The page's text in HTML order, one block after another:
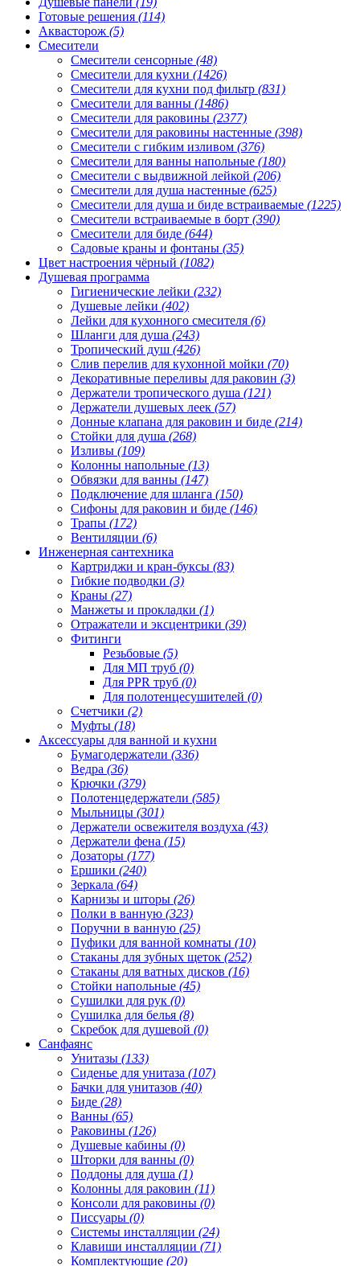
Готовые решения (114)
Аквасторож (5)
Смесители
Смесители сенсорные (48)
Смесители для кухни (1426)
Смесители для кухни под фильтр (831)
Смесители для ванны (1486)
Смесители для раковины (2377)
Смесители для раковины настенные (398)
Смесители с гибким изливом (376)
Смесители для ванны напольные (180)
Смесители с выдвижной лейкой (206)
Смесители для душа настенные (625)
Смесители для душа и биде встраиваемые (1225)
Смесители встраиваемые в борт (390)
Смесители для биде (644)
Садовые краны и фонтаны (35)
Цвет настроения чёрный (1082)
Душевая программа
Гигиенические лейки (232)
Душевые лейки (402)
Лейки для кухонного смесителя (6)
Шланги для душа (243)
Тропический душ (426)
Слив перелив для кухонной мойки (70)
Декоративные переливы для раковин (3)
Держатели тропического душа (121)
Держатели душевых леек (57)
Донные клапана для раковин и биде (214)
Стойки для душа (268)
Изливы (109)
Колонны напольные (13)
Обвязки для ванны (147)
Подключение для шланга (150)
Сифоны для раковин и биде (146)
Трапы (172)
Вентиляции (6)
Инженерная сантехника
Картриджи и кран-буксы (83)
Гибкие подводки (3)
Краны (27)
Манжеты и прокладки (1)
Отражатели и эксцентрики (39)
Фитинги
Резьбовые (5)
Для МП труб (0)
Для PPR труб (0)
Для полотенцесушителей (0)
Счетчики (2)
Муфты (18)
Аксессуары для ванной и кухни
Бумагодержатели (336)
Ведра (36)
Крючки (379)
Полотенцедержатели (585)
Мыльницы (301)
Держатели освежителя воздуха (43)
Держатели фена (15)
Дозаторы (177)
Ершики (240)
Зеркала (64)
Карнизы и шторы (26)
Полки в ванную (323)
Поручни в ванную (25)
Пуфики для ванной комнаты (10)
Стаканы для зубных щеток (252)
Стаканы для ватных дисков (16)
Стойки напольные (45)
Сушилки для рук (0)
Сушилка для белья (8)
Скребок для душевой (0)
Санфаянс
Унитазы (133)
Сиденье для унитаза (107)
Бачки для унитазов (40)
Биде (28)
Ванны (65)
Раковины (126)
Душевые кабины (0)
Шторки для ванны (0)
Поддоны для душа (1)
Колонны для раковин (11)
Консоли для раковины (0)
Писсуары (0)
Системы инсталляции (24)
Клавиши инсталляции (71)
Комплектующие (20)